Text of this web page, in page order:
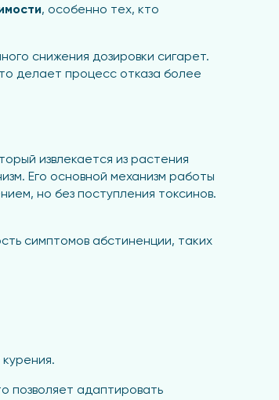
, особенно тех, кто
снижения дозировки сигарет.
делает процесс отказа более
извлекается из растения
Его основной механизм работы
но без поступления токсинов.
симптомов абстиненции, таких
позволяет адаптировать